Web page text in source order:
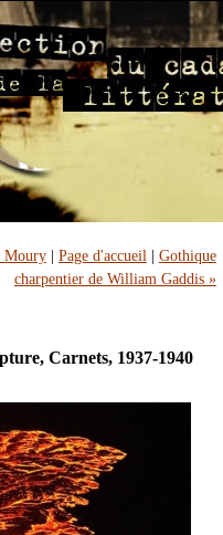
Moury| Page d'accueil | Gothique
charpentier de William Gaddis »
Carnets, 1937-1940